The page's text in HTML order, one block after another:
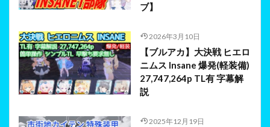
ブ】
2026年3月10日
【ブルアカ】大決戦 ヒエロ
ニムス Insane 爆発(軽装備)
27,747,264p TL有 字幕解
説
2025年12月19日